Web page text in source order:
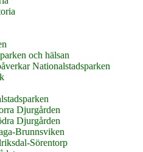
och hälsan
Nationalstadsparken
Djurgården
Djurgården
Brunnsviken
Sörentorp